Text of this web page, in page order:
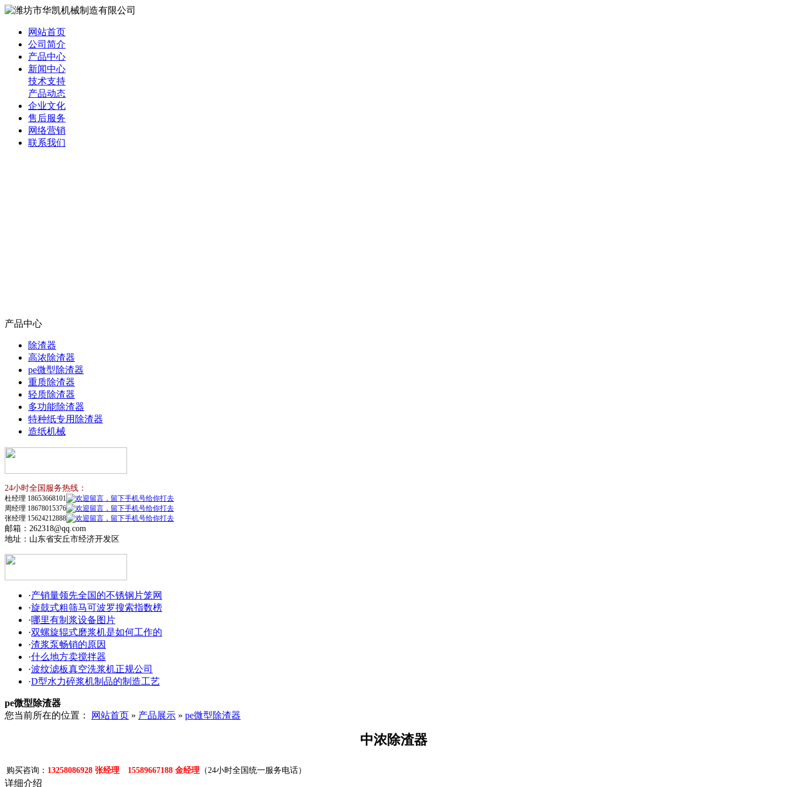
网站首页
公司简介
产品中心
新闻中心
技术支持
产品动态
企业文化
售后服务
网络营销
联系我们
产品中心
除渣器
高浓除渣器
pe微型除渣器
重质除渣器
轻质除渣器
多功能除渣器
特种纸专用除渣器
造纸机械
24小时全国服务热线：
杜经理 18653668101
周经理 18678015376
张经理 15624212888
邮箱：262318@qq.com
地址：山东省安丘市经济开发区
·产销量领先全国的不锈钢片笼网
·旋鼓式粗筛马可波罗搜索指数榜
·哪里有制浆设备图片
·双螺旋辊式磨浆机是如何工作的
·渣浆泵畅销的原因
·什么地方卖搅拌器
·波纹滤板真空洗浆机正规公司
·D型水力碎浆机制品的制造工艺
pe微型除渣器
您当前所在的位置：
网站首页 » 产品展示 » pe微型除渣器
中浓除渣器
购买咨询： 13258086928 张经理 15589667188 金经理 （24小时全国统一服务电话）
详细介绍